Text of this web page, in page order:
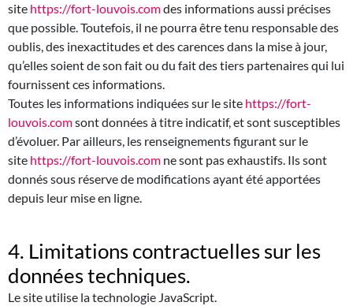
site https://fort-louvois.comdes informations aussi précises
que possible. Toutefois, il ne pourra être tenu responsable des
oublis, des inexactitudes et des carences dans la mise à jour,
qu’elles soient de son fait ou du fait des tiers partenaires qui lui
fournissent ces informations.
Toutes les informations indiquées sur le site https://fort-
louvois.comsont données à titre indicatif, et sont susceptibles
d’évoluer. Par ailleurs, les renseignements figurant sur le
site https://fort-louvois.com ne sont pas exhaustifs. Ils sont
donnés sous réserve de modifications ayant été apportées
depuis leur mise en ligne.
4. Limitations contractuelles sur les
données techniques.
Le site utilise la technologie JavaScript.